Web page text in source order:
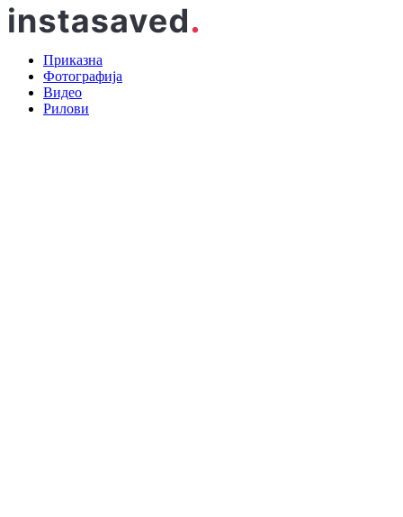
Приказна
Фотографија
Видео
Рилови